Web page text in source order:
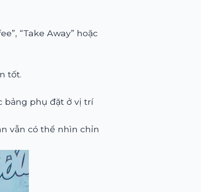
“Take Away” hoặc
tốt.
bảng phụ đặt ở vị trí
vẫn có thể nhìn chỉn